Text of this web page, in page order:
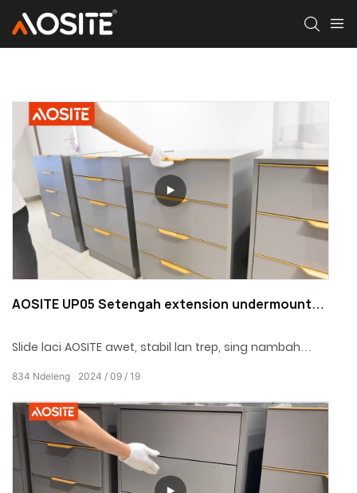
AOSITE UP05 Setengah extension undermount
Slide laci AOSITE awet, stabil lan trep, sing nambah
sing luwih awet, nyaman lan trep.
2024 09 19
834 Ndeleng